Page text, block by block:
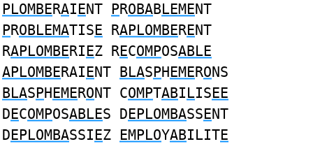
PLOMBERAIENT PROBABLEMENT
PROBLEMATISE RAPLOMBERENT
RAPLOMBERIEZ RECOMPOSABLE
APLOMBERAIENT BLASPHEMERONS
BLASPHEMERONT COMPTABILISEE
DECOMPOSABLES DEPLOMBASSENT
DEPLOMBASSIEZ EMPLOYABILITE